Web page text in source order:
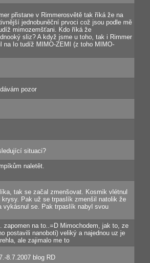
přistane v Rimmerosvětě tak říká že na
jednobuněční prvoci což jsou podle mě
mimozemšťani. Kdo říká že
sliz? A když jsme u toho, tak i Rimmer
na Io tudíž MIMO-ZEMI (z toho MIMO-
pozor
situaci?
naletět.
tak se začal zmenšovat. Kosmik vlétnul
Pak už se trpaslík zmenšil natolik že
vykásnul se. Pak trpaslík nabyl svou
na to..=D Mimochodem, jak to, ze
postavili nanoboti) veliký a najednou uz je
ale zajimalo me to
8.7.2007 blog RD